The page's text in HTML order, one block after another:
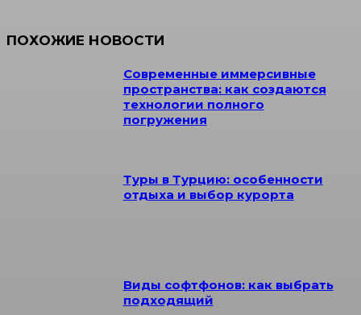
ПОХОЖИЕ НОВОСТИ
Современные иммерсивные
пространства: как создаются
технологии полного
погружения
Туры в Турцию: особенности
отдыха и выбор курорта
Виды софтфонов: как выбрать
подходящий